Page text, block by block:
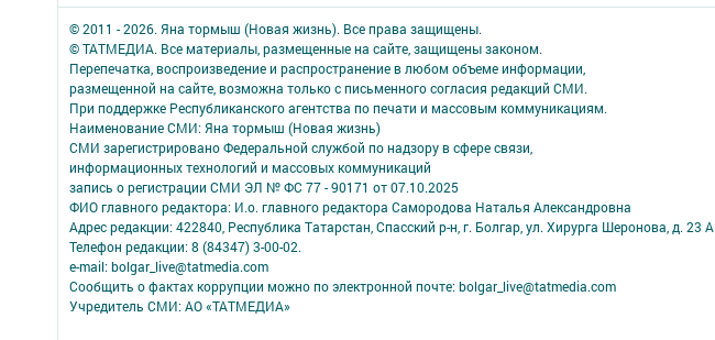
© 2011 - 2026. Яна тормыш (Новая жизнь). Все права защищены.
© ТАТМЕДИА. Все материалы, размещенные на сайте, защищены законом.
Перепечатка, воспроизведение и распространение в любом объеме информации,
размещенной на сайте, возможна только с письменного согласия редакций СМИ.
При поддержке Республиканского агентства по печати и массовым коммуникациям.
Наименование СМИ: Яна тормыш (Новая жизнь)
СМИ зарегистрировано Федеральной службой по надзору в сфере связи,
информационных технологий и массовых коммуникаций
запись о регистрации СМИ ЭЛ № ФС 77 - 90171 от 07.10.2025
ФИО главного редактора: И.о. главного редактора Самородова Наталья Александровна
Адрес редакции: 422840, Республика Татарстан, Спасский р-н, г. Болгар, ул. Хирурга Шеронова, д. 23 А
Телефон редакции: 8 (84347) 3-00-02.
e-mail: bolgar_live@tatmedia.com
Сообщить о фактах коррупции можно по электронной почте: bolgar_live@tatmedia.com
Учредитель СМИ: АО «ТАТМЕДИА»